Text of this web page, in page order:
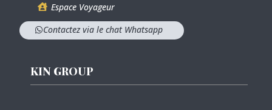
Contactez via le chat Whatsapp
Espace Voyageur
KIN GROUP